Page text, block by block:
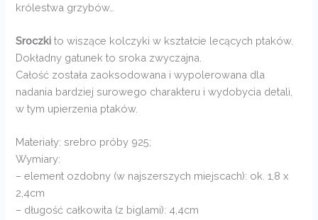
królestwa grzybów…
Sroczki to wiszące kolczyki w kształcie lecących ptaków.
Dokładny gatunek to sroka zwyczajna.
Całość została zaoksodowana i wypolerowana dla
nadania bardziej surowego charakteru i wydobycia detali,
w tym upierzenia ptaków.
Materiały: srebro próby 925;
Wymiary:
– element ozdobny (w najszerszych miejscach): ok. 1,8 x
2,4cm
– długość całkowita (z biglami): 4,4cm